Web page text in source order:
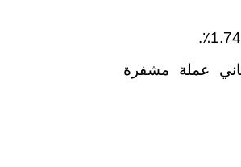
بنسبة 2.66٪ لتسجل ثاني عملة مشفرة